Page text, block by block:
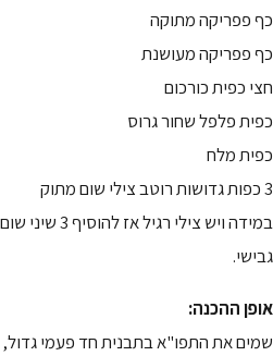
כף פפריקה מתוקה
כף פפריקה מעושנת
חצי כפית כורכום
כפית פלפל שחור גרוס
כפית מלח
3 כפות גדושות רוטב צילי שום מתוק
במידה ויש
גבישי.
אופן ההכנה:
שמים את התפו"א בתבנית חד פעמי גדול,